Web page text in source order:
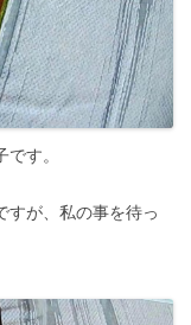
です。
すが、私の事を待っ